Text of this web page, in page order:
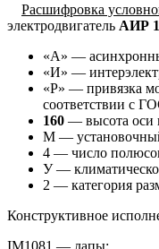
Расшифровка
электродвигатель АИР
«А» —
«И» —
«Р» — привязка
соответствии с
160 — высота оси
M —
4 — число
У —
2 — категория
Конструктивное
IM1081 — лапы;